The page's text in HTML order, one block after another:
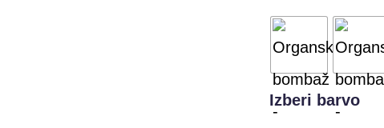
Izberi barvo